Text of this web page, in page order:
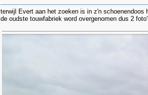
terwijl Evert aan het zoeken is in z'n schoenendoos
de oudste touwfabriek word overgenomen dus 2